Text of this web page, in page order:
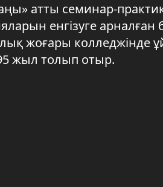
атты семинар-
енгізуге
жоғары колледжінде
жыл толып отыр.